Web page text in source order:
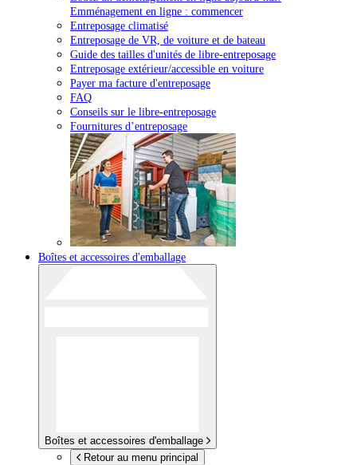
Emménagement en ligne : commencer
Entreposage climatisé
Entreposage de VR, de voiture et de bateau
Guide des tailles d'unités de libre-entreposage
Entreposage extérieur/accessible en voiture
Payer ma facture d'entreposage
FAQ
Conseils sur le libre-entreposage
Fournitures d’entreposage
Boîtes et accessoires d'emballage
Boîtes et accessoires d'emballage
Retour au menu principal